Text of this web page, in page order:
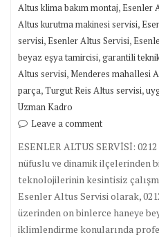
Altus klima bakım montaj,Esenler
Altus kurutma makinesi servisi,
servisi,Esenler Altus Servisi,
beyaz eşya tamircisi,garantili
Altus servisi,Menderes mahallesi
parça,Turgut Reis Altus servisi,
Uzman Kadro
Leave a comment
ESENLER ALTUS SERVİSİ:
nüfuslu ve dinamik ilçelerinden
teknolojilerinin kesintisiz
Esenler Altus Servisi olarak,
üzerinden on binlerce haneye
iklimlendirme konularında